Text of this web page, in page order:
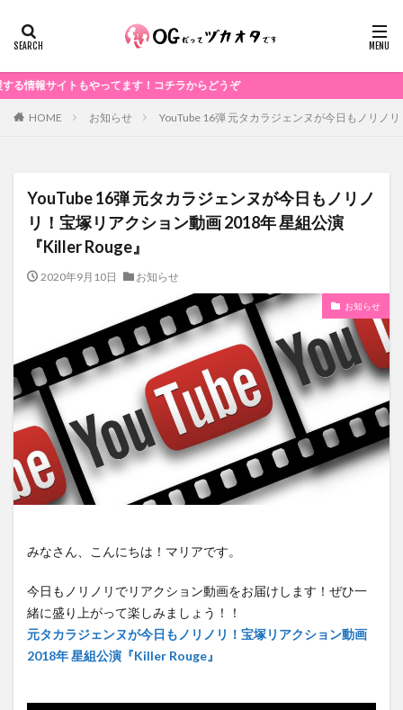
トもやってます！コチラからどうぞ
HOME お知らせ YouTube 16弾 元タカラジェンヌが今日もノリノ
YouTube 16弾 元タカラジェンヌが今日もノリノ
リ！宝塚リアクション動画 2018年 星組公演
『Killer Rouge』
2020年9月10日 お知らせ
お知らせ
みなさん、こんにちは！マリアです。
今日もノリノリでリアクション動画をお届けします！ぜひ一
緒に盛り上がって楽しみましょう！！
元タカラジェンヌが今日もノリノリ！宝塚リアクション動画
2018年 星組公演『Killer Rouge』